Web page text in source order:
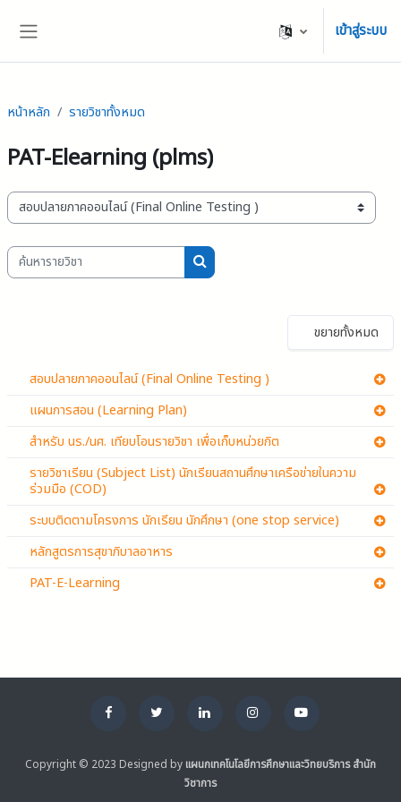
เข้าสู่ระบบ
หน้าหลัก รายวิชาทั้งหมด
PAT-Elearning (plms)
ประเภทของรายวิชา
ค้นหารายวิชา
ค้นหารายวิชา
ขยายทั้งหมด
สอบปลายภาคออนไลน์ (Final Online Testing )
แผนการสอน (Learning Plan)
สำหรับ นร./นศ. เทียบโอนรายวิชา เพื่อเก็บหน่วยกิต
รายวิชาเรียน (Subject List) นักเรียนสถานศึกษาเครือข่ายในความ
ร่วมมือ (COD)
ระบบติดตามโครงการ นักเรียน นักศึกษา (one stop service)
หลักสูตรการสุขาภิบาลอาหาร
PAT-E-Learning
Copyright © 2023 Designed by แผนกเทคโนโลยีการศึกษาและวิทยบริการ สำนัก
วิชาการ